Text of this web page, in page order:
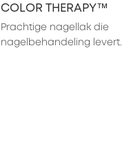
COLOR THERAPY™
Prachtige nagellak die
nagelbehandeling levert.